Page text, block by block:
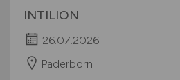
INTILION
26.07.2026
Paderborn